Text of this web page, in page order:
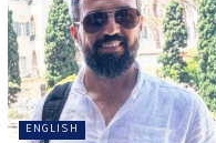
ENGLISH